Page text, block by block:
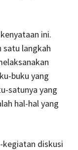
ini.
satu langkah
buku yang
satunya yang
hal-hal yang
kegiatan diskusi